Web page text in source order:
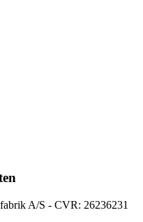
A/S - CVR: 26236231